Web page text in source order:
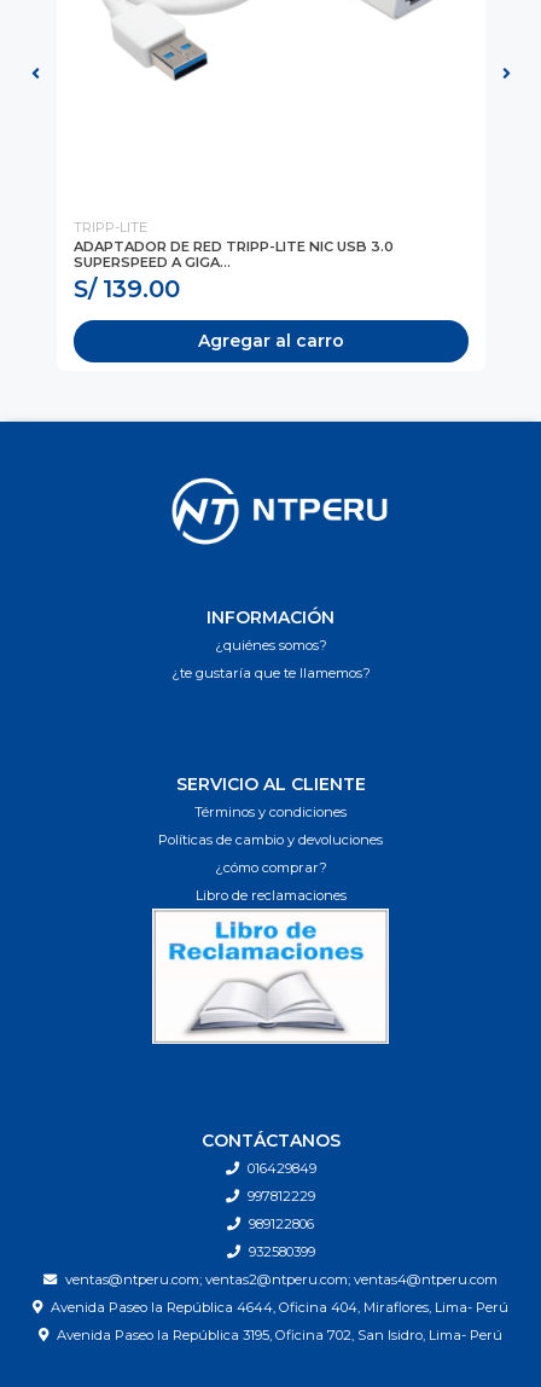
TRIPP-LITE
ADAPTADOR DE RED TRIPP-LITE NIC USB 3.0
SUPERSPEED A GIGA...
S/ 139.00
Agregar al carro
INFORMACIÓN
¿quiénes somos?
¿te gustaría que te llamemos?
SERVICIO AL CLIENTE
Términos y condiciones
Políticas de cambio y devoluciones
¿cómo comprar?
Libro de reclamaciones
CONTÁCTANOS
016429849
997812229
989122806
932580399
ventas@ntperu.com; ventas2@ntperu.com; ventas4@ntperu.com
Avenida Paseo la República 4644, Oficina 404, Miraflores, Lima- Perú
Avenida Paseo la República 3195, Oficina 702, San Isidro, Lima- Perú